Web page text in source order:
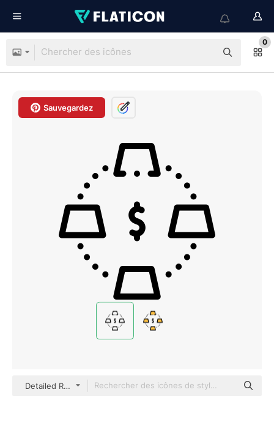
0
Sauvegardez
Detailed Rounded Lineal